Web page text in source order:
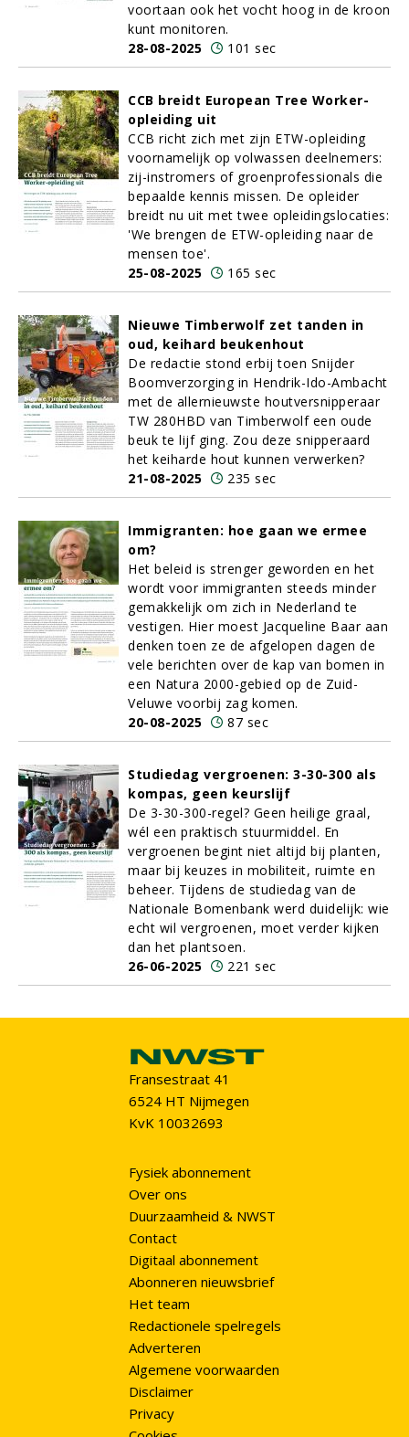
voortaan ook het vocht hoog in de kroon
kunt monitoren.
28-08-2025
101 sec
CCB breidt European Tree Worker-
opleiding uit
CCB richt zich met zijn ETW-opleiding
voornamelijk op volwassen deelnemers:
zij-instromers of groenprofessionals die
bepaalde kennis missen. De opleider
breidt nu uit met twee opleidingslocaties:
'We brengen de ETW-opleiding naar de
mensen toe'.
25-08-2025
165 sec
Nieuwe Timberwolf zet tanden in
oud, keihard beukenhout
De redactie stond erbij toen Snijder
Boomverzorging in Hendrik-Ido-Ambacht
met de allernieuwste houtversnipperaar
TW 280HBD van Timberwolf een oude
beuk te lijf ging. Zou deze snipperaard
het keiharde hout kunnen verwerken?
21-08-2025
235 sec
Immigranten: hoe gaan we ermee
om?
Het beleid is strenger geworden en het
wordt voor immigranten steeds minder
gemakkelijk om zich in Nederland te
vestigen. Hier moest Jacqueline Baar aan
denken toen ze de afgelopen dagen de
vele berichten over de kap van bomen in
een Natura 2000-gebied op de Zuid-
Veluwe voorbij zag komen.
20-08-2025
87 sec
Studiedag vergroenen: 3-30-300 als
kompas, geen keurslijf
De 3-30-300-regel? Geen heilige graal,
wél een praktisch stuurmiddel. En
vergroenen begint niet altijd bij planten,
maar bij keuzes in mobiliteit, ruimte en
beheer. Tijdens de studiedag van de
Nationale Bomenbank werd duidelijk: wie
echt wil vergroenen, moet verder kijken
dan het plantsoen.
26-06-2025
221 sec
Fransestraat 41
6524 HT Nijmegen
KvK 10032693
Fysiek abonnement
Over ons
Duurzaamheid & NWST
Contact
Digitaal abonnement
Abonneren nieuwsbrief
Het team
Redactionele spelregels
Adverteren
Algemene voorwaarden
Disclaimer
Privacy